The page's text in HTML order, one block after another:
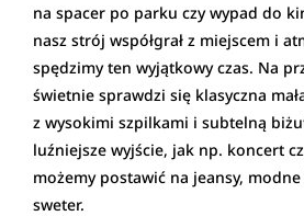
na spacer po parku czy wypad do
nasz strój współgrał z miejscem i
spędzimy ten wyjątkowy czas. Na
świetnie sprawdzi się klasyczna
z wysokimi szpilkami i subtelną
luźniejsze wyjście, jak np. koncert
możemy postawić na jeansy,
sweter.